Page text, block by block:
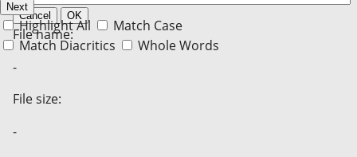
Next
Highlight All
Match Case
Match Diacritics
Whole Words
Cancel OK
File name:
-
File size:
-